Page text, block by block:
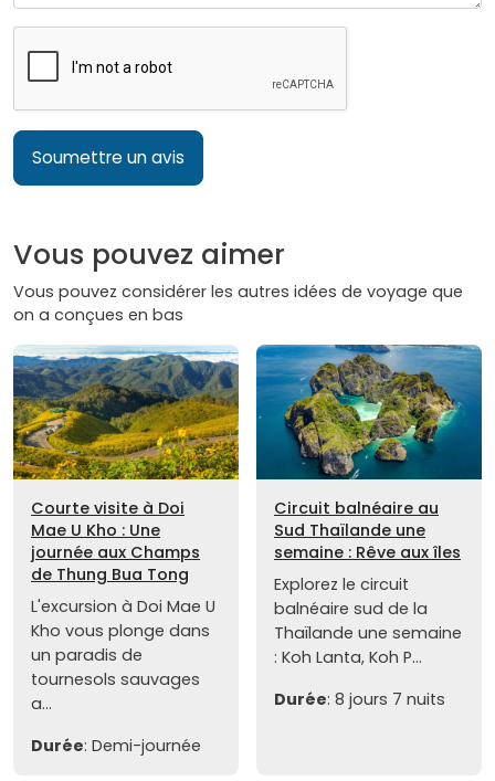
Soumettre un avis
Vous pouvez aimer
Vous pouvez considérer les autres idées de voyage que
on a conçues en bas
Courte visite à Doi
Mae U Kho : Une
journée aux Champs
de Thung Bua Tong
L'excursion à Doi Mae U
Kho vous plonge dans
un paradis de
tournesols sauvages
a...
Durée: Demi-journée
Circuit balnéaire au
Sud Thaïlande une
semaine : Rêve aux îles
Explorez le circuit
balnéaire sud de la
Thaïlande une semaine
: Koh Lanta, Koh P...
Durée: 8 jours 7 nuits